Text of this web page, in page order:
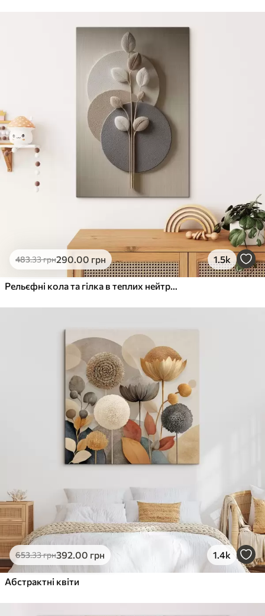
Яскраві, насичені кольори
Стійкість до вицвітання
Безпечне чорнило без запаху
Поверхня з текстурою полотна
Екологічний матеріал
Преміум
Від363
Яскраві, насичені кольори
Стійкість до вицвітання
Безпечне чорнило без запаху
Поверхня з текстурою полотна
Еко-Преміум
.00грн
✓Яскраві, насичені кольори
Поверхня з текстурою полотна
Екологічний матеріал
483.33грн290.00 грн 1.5k
Рельєфні кола та гілка в теплих нейтральних тонах
653.33грн392.00 грн 1.4k
Абстрактні квіти